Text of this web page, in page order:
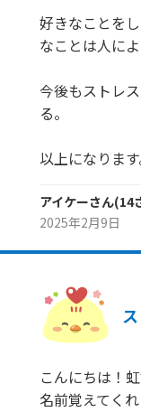
好きなことを
なことは人に
今後もストレ
る。
以上になりま
アイケーさん(14
2025年2月9日
こんにちは！
名前覚えてく